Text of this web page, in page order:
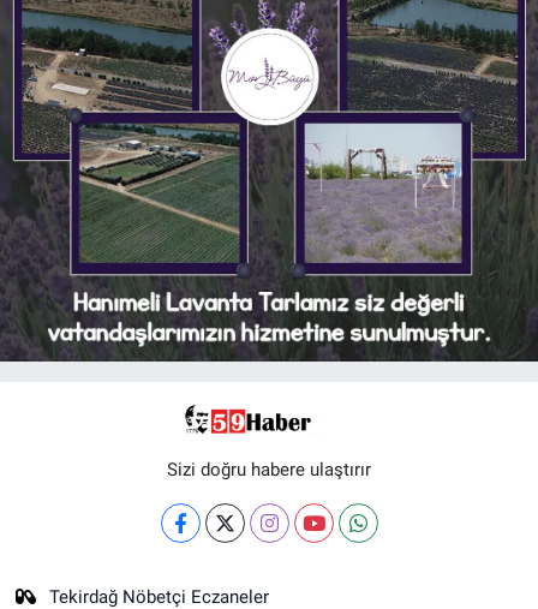
Sizi doğru habere ulaştırır
Tekirdağ Nöbetçi Eczaneler